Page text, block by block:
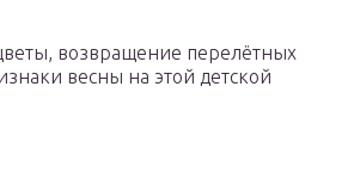
возвращение перелётных
весны на этой детской